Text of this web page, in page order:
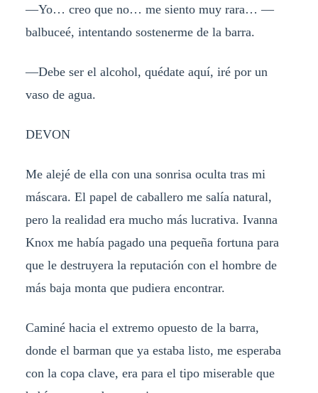
—Yo… creo que no… me siento muy rara… —
balbuceé, intentando sostenerme de la barra.
—Debe ser el alcohol, quédate aquí, iré por un
vaso de agua.
DEVON
Me alejé de ella con una sonrisa oculta tras mi
máscara. El papel de caballero me salía natural,
pero la realidad era mucho más lucrativa. Ivanna
Knox me había pagado una pequeña fortuna para
que le destruyera la reputación con el hombre de
más baja monta que pudiera encontrar.
Caminé hacia el extremo opuesto de la barra,
donde el barman que ya estaba listo, me esperaba
con la copa clave, era para el tipo miserable que